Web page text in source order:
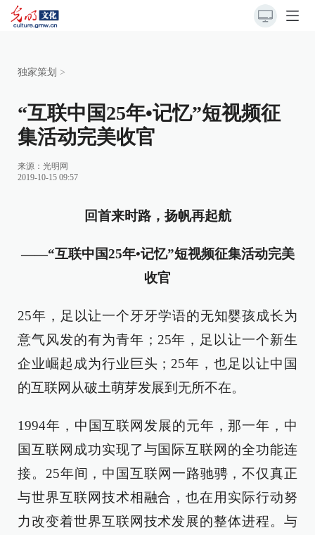
独家策划 >
“互联中国25年•记忆”短视频征
集活动完美收官
来源： 光明网
2019-10-15 09:57
回首来时路，扬帆再起航
——“互联中国25年•记忆”短视频征集活动完美
收官
25年，足以让一个牙牙学语的无知婴孩成长为
意气风发的有为青年；25年，足以让一个新生
企业崛起成为行业巨头；25年，也足以让中国
的互联网从破土萌芽发展到无所不在。
1994年，中国互联网发展的元年，那一年，中
国互联网成功实现了与国际互联网的全功能连
接。25年间，中国互联网一路驰骋，不仅真正
与世界互联网技术相融合，也在用实际行动努
力改变着世界互联网技术发展的整体进程。与